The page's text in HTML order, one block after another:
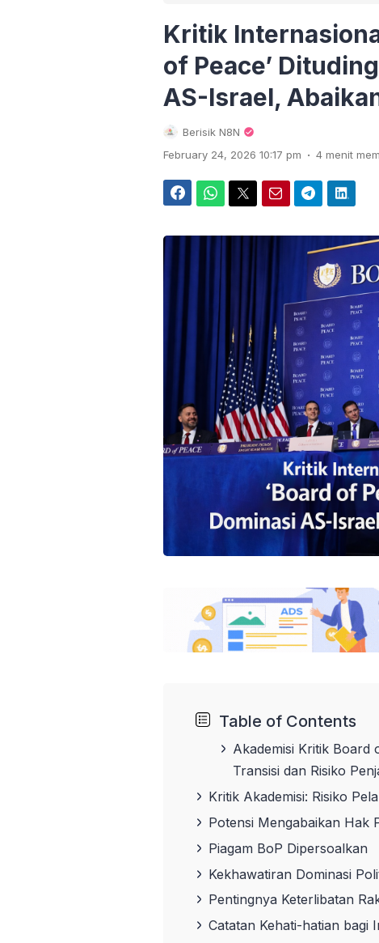
Kritik
of Peace’
AS-Israel,
Berisik N8N
February 24, 2026 10:17 pm . 4 menit
Table of Contents
Akademisi Kritik Board
Transisi dan Risiko
Kritik Akademisi: Risiko
Potensi Mengabaikan Hak
Piagam BoP Dipersoalkan
Kekhawatiran Dominasi
Pentingnya Keterlibatan
Catatan Kehati-hatian bagi